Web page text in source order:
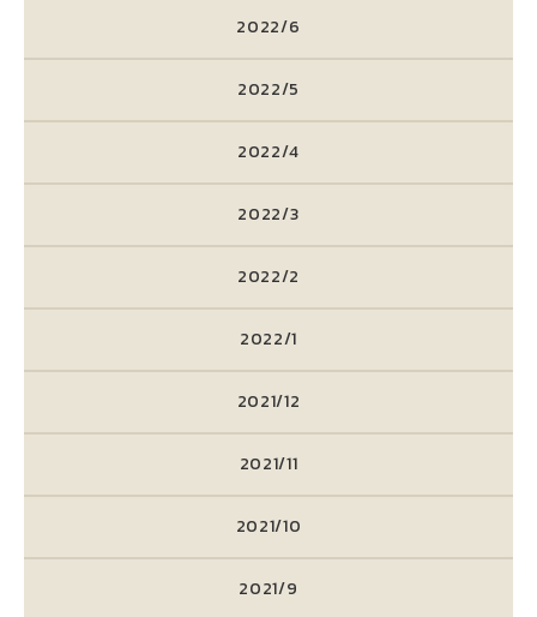
2022/6
2022/5
2022/4
2022/3
2022/2
2022/1
2021/12
2021/11
2021/10
2021/9